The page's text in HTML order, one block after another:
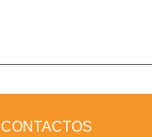
CONTACTOS